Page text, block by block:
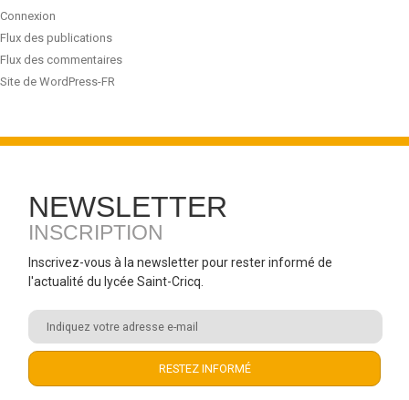
Connexion
Flux des publications
Flux des commentaires
Site de WordPress-FR
NEWSLETTER
INSCRIPTION
Inscrivez-vous à la newsletter pour rester informé de
l'actualité du lycée Saint-Cricq.